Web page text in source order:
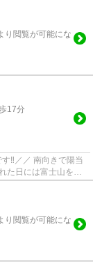
り閲覧が可能にな
17分
きで陽当
た日には富士山を望
り閲覧が可能にな